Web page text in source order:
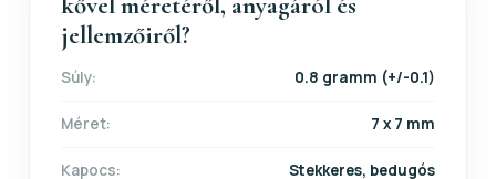
jellemzőiről?
Súly: 0.8 gramm (+/-0.1)
Méret: 7 x 7 mm
Kapocs: Stekkeres, bedugós